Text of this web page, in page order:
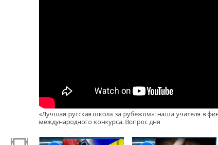
«Лучшая русская школа за рубежом»: наши учителя в
международного конкурса. Вопрос дня